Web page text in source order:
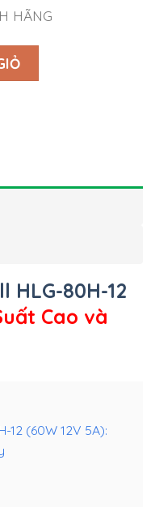
HÃNG
(60W 12V 5A) số lượng
HLG-80H-12
Cao và
12 (60W 12V 5A):